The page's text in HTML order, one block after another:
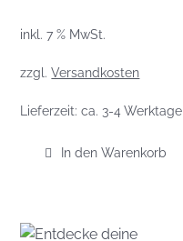
inkl. 7 % MwSt.
zzgl.Versandkosten
Lieferzeit:ca. 3-4 Werktage
In den Warenkorb